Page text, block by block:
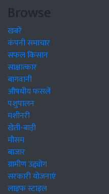
Browse
खबरें
कंपनी समाचार
सफल किसान
साक्षात्कार
बागवानी
औषधीय फसलें
पशुपालन
मशीनरी
खेती-बाड़ी
मौसम
बाजार
ग्रामीण उद्द्योग
सरकारी योजनाएं
लाइफ स्टाइल